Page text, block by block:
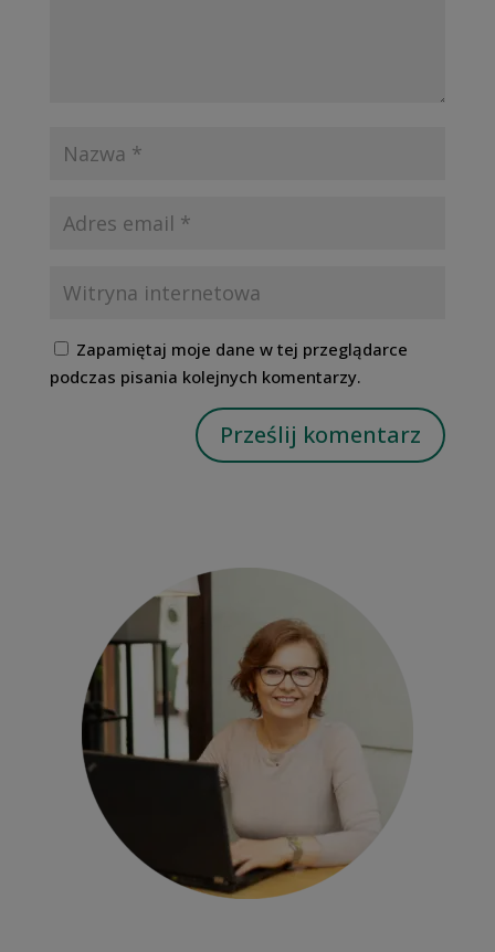
Zapamiętaj moje dane w tej przeglądarce
podczas pisania kolejnych komentarzy.
Prześlij komentarz